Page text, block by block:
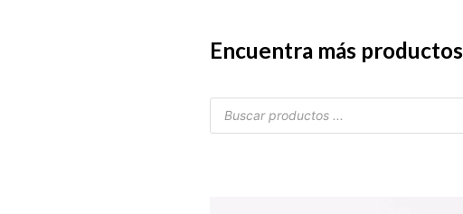
Encuentra más productos